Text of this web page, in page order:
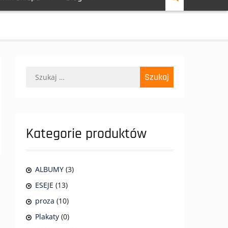
Kategorie produktów
ALBUMY (3)
ESEJE (13)
proza (10)
Plakaty (0)